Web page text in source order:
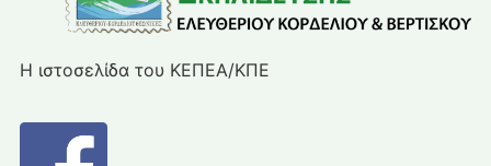
Η ιστοσελίδα του ΚΕΠΕΑ/ΚΠΕ